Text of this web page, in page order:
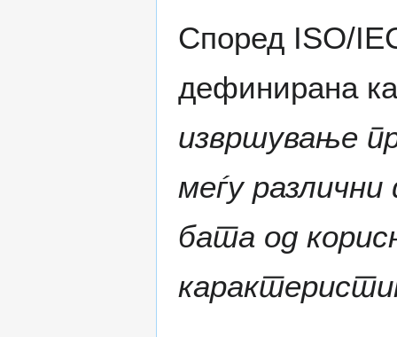
Според ISO/
дефинирана
извршување
меѓу
бата од